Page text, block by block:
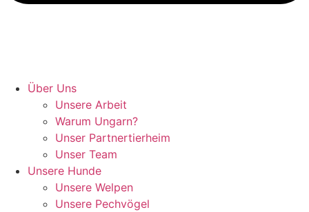
Über Uns
Unsere Arbeit
Warum Ungarn?
Unser Partnertierheim
Unser Team
Unsere Hunde
Unsere Welpen
Unsere Pechvögel